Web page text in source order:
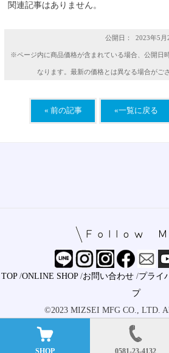
関連記事はありません。
公開日： 2023年5月
※ページ内に商品価格が含まれている場合、公開日
なります。最新の価格とは異なる場合がご
« 前の記事 «一覧に戻る
SHOP 0581-23-4132
TOP/ONLINE SHOP/お問い合わせ /プライ
プ
©2023 MIZSEI MFG CO., LTD.